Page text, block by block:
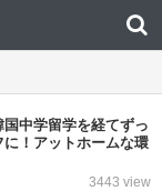
国中学留学を経てずっ
！アットホームな環
3443 view